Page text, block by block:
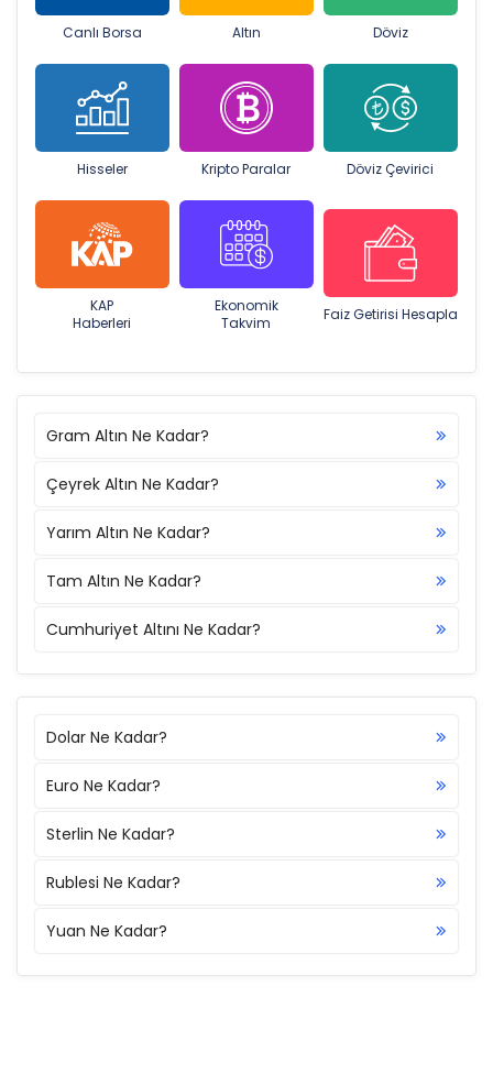
Canlı Borsa Altın Döviz
Hisseler Kripto Paralar Döviz Çevirici
KAP
Haberleri
Ekonomik
Takvim
Faiz Getirisi Hesapla
Gram Altın Ne Kadar?
Çeyrek Altın Ne Kadar?
Yarım Altın Ne Kadar?
Tam Altın Ne Kadar?
Cumhuriyet Altını Ne Kadar?
Dolar Ne Kadar?
Euro Ne Kadar?
Sterlin Ne Kadar?
Rublesi Ne Kadar?
Yuan Ne Kadar?